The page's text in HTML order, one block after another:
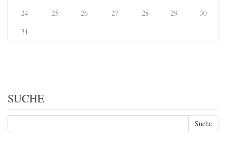
24
25 26 27 28 29
30
31
SUCHE